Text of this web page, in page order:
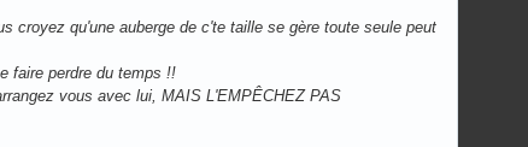
croyez qu'une auberge de c'te taille se gère toute seule peut
faire perdre du temps !!
vous avec lui, MAIS L'EMPÊCHEZ PAS